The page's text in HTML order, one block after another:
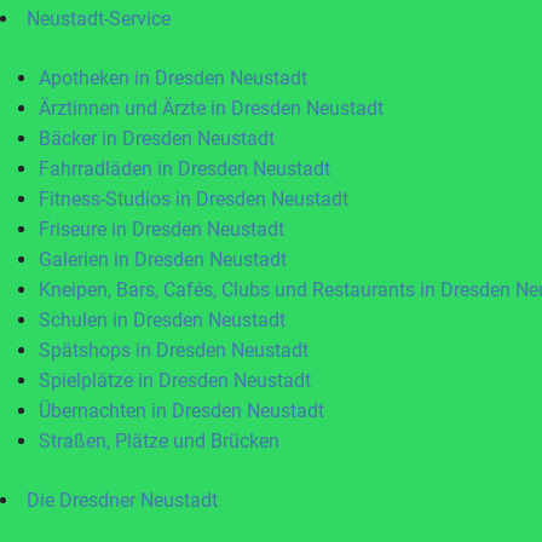
Neustadt-Service
Apotheken in Dresden Neustadt
Ärztinnen und Ärzte in Dresden Neustadt
Bäcker in Dresden Neustadt
Fahrradläden in Dresden Neustadt
Fitness-Studios in Dresden Neustadt
Friseure in Dresden Neustadt
Galerien in Dresden Neustadt
Kneipen, Bars, Cafés, Clubs und Restaurants in Dresden
Schulen in Dresden Neustadt
Spätshops in Dresden Neustadt
Spielplätze in Dresden Neustadt
Übernachten in Dresden Neustadt
Straßen, Plätze und Brücken
Die Dresdner Neustadt